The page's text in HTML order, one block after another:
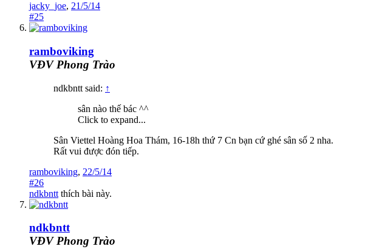
jacky_joe, 21/5/14
#25
ramboviking
VĐV Phong Trào
ndkbntt said: ↑
sân nào thế bác ^^
Click to expand...
Sân Viettel Hoàng Hoa Thám, 16-18h thứ 7 Cn bạn cứ ghé sân số 2 nha.
Rất vui được đón tiếp.
ramboviking, 22/5/14
#26
ndkbntt thích bài này.
ndkbntt
VĐV Phong Trào